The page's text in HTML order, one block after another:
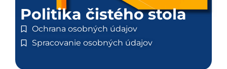
Politika čistého stola
Ochrana osobných údajov
Spracovanie osobných údajov